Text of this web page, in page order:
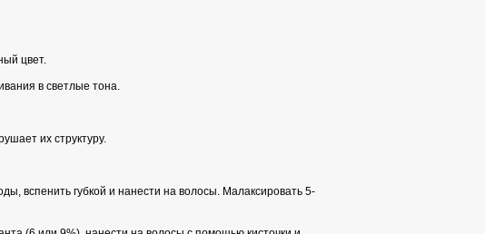
цвет.
в светлые тона.
их структуру.
вспенить губкой и нанести на волосы. Малаксировать 5-